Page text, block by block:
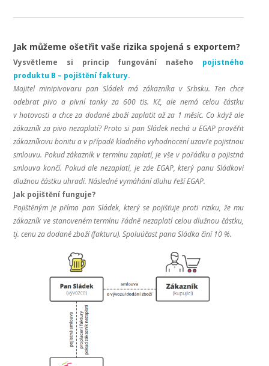
Jak můžeme ošetřit vaše rizika spojená s exportem?
Vysvětleme si princip fungování našeho pojistného
produktu B – pojištění faktury.
Majitel minipivovaru pan Sládek má zákazníka v Srbsku. Ten chce
odebrat pivo a pivní tanky za 600 tis. Kč, ale nemá celou částku
v hotovosti a chce za dodané zboží zaplatit až za 1 měsíc. Co když ale
zákazník za pivo nezaplatí? Proto si pan Sládek nechá u EGAP prověřit
zákazníkovu bonitu a v případě kladného vyhodnocení uzavře pojistnou
smlouvu. Pokud zákazník v termínu zaplatí, je vše v pořádku a pojistná
smlouva končí. Pokud ale nezaplatí, je zde EGAP, který panu Sládkovi
dlužnou částku uhradí. Následné vymáhání dluhu řeší EGAP.
Jak pojištění funguje?
Pojištěným je přímo pan Sládek, který se pojišťuje proti riziku, že mu
zákazník ve stanoveném termínu řádně nezaplatí celou dlužnou částku,
tj. cenu za dodané zboží (fakturu). Spoluúčast pana Sládka činí 10 %.